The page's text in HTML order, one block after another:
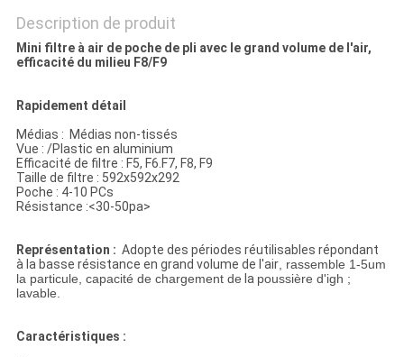
POLITIQUE
DE
Description de produit
Mini filtre à air de poche de pli avec le grand volume de l'air,
efficacité du milieu F8/F9
Rapidement détail
Médias : Médias non-tissés
Vue : /Plastic en aluminium
Efficacité de filtre : F5, F6.F7, F8, F9
Taille de filtre : 592x592x292
Poche : 4-10 PCs
Résistance :<30-50pa>
Représentation : Adopte des périodes réutilisables répondant
àla basse résistance en grand volume de l'air, rassemble 1-5um
la particule, capacité de chargement de la poussière d'igh ;
lavable.
Caractéristiques :